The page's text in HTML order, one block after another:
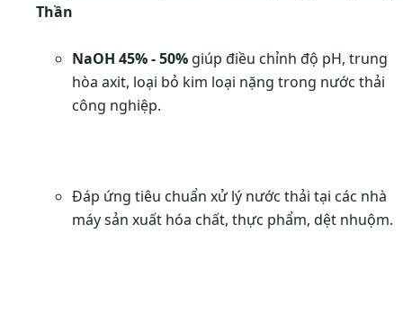
Thần
NaOH 45% - 50% giúp điều chỉnh độ pH, trung
hòa axit, loại bỏ kim loại nặng trong nước thải
công nghiệp.
Đáp ứng tiêu chuẩn xử lý nước thải tại các nhà
máy sản xuất hóa chất, thực phẩm, dệt nhuộm.